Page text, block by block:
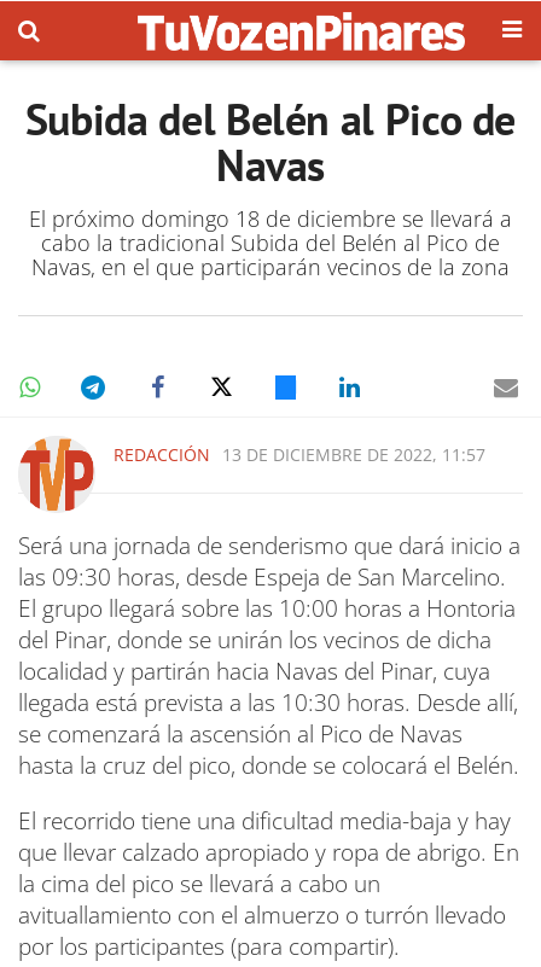
Subida del Belén al Pico de
Navas
El próximo domingo 18 de diciembre se llevará a
cabo la tradicional Subida del Belén al Pico de
Navas, en el que participarán vecinos de la zona
REDACCIÓN 13 DE DICIEMBRE DE 2022, 11:57
Será una jornada de senderismo que dará inicio a
las 09:30 horas, desde Espeja de San Marcelino.
El grupo llegará sobre las 10:00 horas a Hontoria
del Pinar, donde se unirán los vecinos de dicha
localidad y partirán hacia Navas del Pinar, cuya
llegada está prevista a las 10:30 horas. Desde allí,
se comenzará la ascensión al Pico de Navas
hasta la cruz del pico, donde se colocará el Belén.
El recorrido tiene una dificultad media-baja y hay
que llevar calzado apropiado y ropa de abrigo. En
la cima del pico se llevará a cabo un
avituallamiento con el almuerzo o turrón llevado
por los participantes (para compartir).